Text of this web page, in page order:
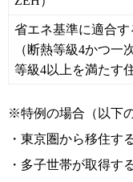
省エネ基準に適合す
（断熱等級4かつ一
等級4以上を満たす
※特例の場合（以下
・東京圏から移住す
・多子世帯が取得す